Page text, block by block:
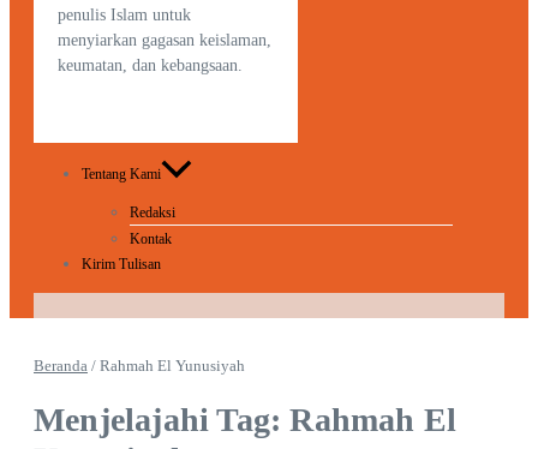
penulis Islam untuk
menyiarkan gagasan keislaman,
keumatan, dan kebangsaan.
Tentang Kami
Redaksi
Kontak
Kirim Tulisan
Beranda / Rahmah El Yunusiyah
Menjelajahi Tag: Rahmah El